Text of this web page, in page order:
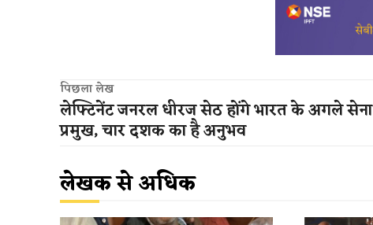
पिछला लेख
लेफ्टिनेंट जनरल धीरज सेठ होंगे भारत के अगले सेना
प्रमुख, चार दशक का है अनुभव
लेखक से अधिक